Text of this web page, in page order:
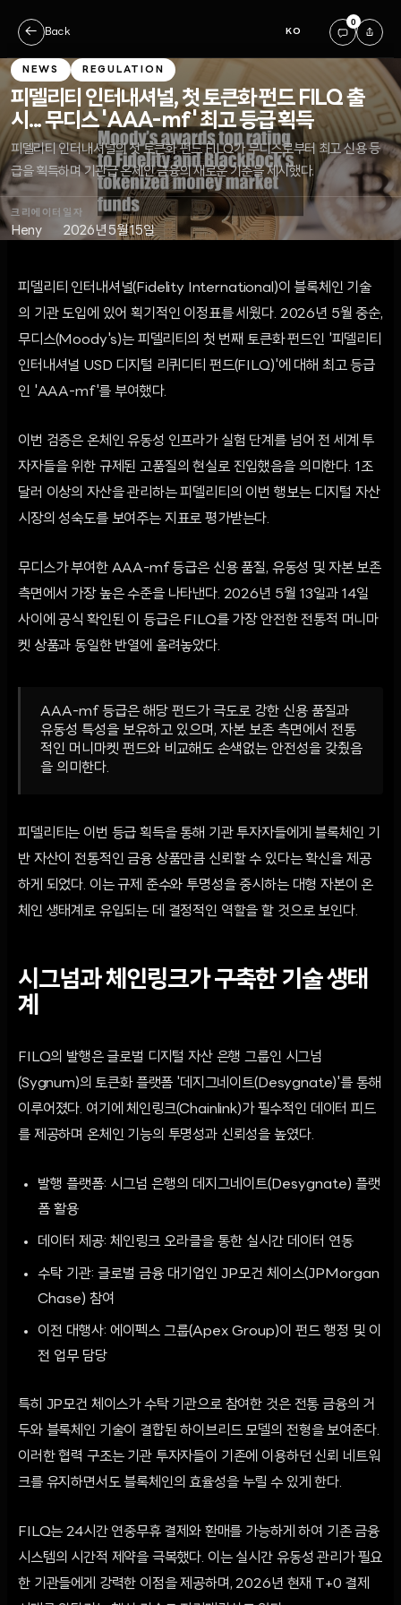
← Back KO
0
NEWS REGULATION
피델리티 인터내셔널, 첫 토큰화 펀드 FILQ 출
시... 무디스 'AAA-mf' 최고 등급 획득
피델리티 인터내셔널의 첫 토큰화 펀드 FILQ가 무디스로부터 최고 신용 등
급을 획득하며 기관급 온체인 금융의 새로운 기준을 제시했다.
크리에이터
Heny
일자
2026년 5월 15일
피델리티 인터내셔널(Fidelity International)이 블록체인 기술
의 기관 도입에 있어 획기적인 이정표를 세웠다. 2026년 5월 중순,
무디스(Moody's)는 피델리티의 첫 번째 토큰화 펀드인 '피델리티
인터내셔널 USD 디지털 리퀴디티 펀드(FILQ)'에 대해 최고 등급
인 'AAA-mf'를 부여했다.
이번 검증은 온체인 유동성 인프라가 실험 단계를 넘어 전 세계 투
자자들을 위한 규제된 고품질의 현실로 진입했음을 의미한다. 1조
달러 이상의 자산을 관리하는 피델리티의 이번 행보는 디지털 자산
시장의 성숙도를 보여주는 지표로 평가받는다.
무디스가 부여한 AAA-mf 등급은 신용 품질, 유동성 및 자본 보존
측면에서 가장 높은 수준을 나타낸다. 2026년 5월 13일과 14일
사이에 공식 확인된 이 등급은 FILQ를 가장 안전한 전통적 머니마
켓 상품과 동일한 반열에 올려놓았다.
AAA-mf 등급은 해당 펀드가 극도로 강한 신용 품질과
유동성 특성을 보유하고 있으며, 자본 보존 측면에서 전통
적인 머니마켓 펀드와 비교해도 손색없는 안전성을 갖췄음
을 의미한다.
피델리티는 이번 등급 획득을 통해 기관 투자자들에게 블록체인 기
반 자산이 전통적인 금융 상품만큼 신뢰할 수 있다는 확신을 제공
하게 되었다. 이는 규제 준수와 투명성을 중시하는 대형 자본이 온
체인 생태계로 유입되는 데 결정적인 역할을 할 것으로 보인다.
시그넘과 체인링크가 구축한 기술 생태
계
FILQ의 발행은 글로벌 디지털 자산 은행 그룹인 시그넘
(Sygnum)의 토큰화 플랫폼 '데지그네이트(Desygnate)'를 통해
이루어졌다. 여기에 체인링크(Chainlink)가 필수적인 데이터 피드
를 제공하며 온체인 기능의 투명성과 신뢰성을 높였다.
발행 플랫폼: 시그넘 은행의 데지그네이트(Desygnate) 플랫
폼 활용
데이터 제공: 체인링크 오라클을 통한 실시간 데이터 연동
수탁 기관: 글로벌 금융 대기업인 JP모건 체이스(JPMorgan
Chase) 참여
이전 대행사: 에이펙스 그룹(Apex Group)이 펀드 행정 및 이
전 업무 담당
특히 JP모건 체이스가 수탁 기관으로 참여한 것은 전통 금융의 거
두와 블록체인 기술이 결합된 하이브리드 모델의 전형을 보여준다.
이러한 협력 구조는 기관 투자자들이 기존에 이용하던 신뢰 네트워
크를 유지하면서도 블록체인의 효율성을 누릴 수 있게 한다.
FILQ는 24시간 연중무휴 결제와 환매를 가능하게 하여 기존 금융
시스템의 시간적 제약을 극복했다. 이는 실시간 유동성 관리가 필요
한 기관들에게 강력한 이점을 제공하며, 2026년 현재 T+0 결제